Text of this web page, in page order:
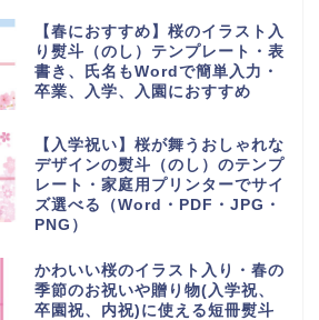
【春におすすめ】桜のイラスト入
り熨斗（のし）テンプレート・表
書き、氏名もWordで簡単入力・
卒業、入学、入園におすすめ
【入学祝い】桜が舞うおしゃれな
デザインの熨斗（のし）のテンプ
レート・家庭用プリンターでサイ
ズ選べる（Word・PDF・JPG・
PNG）
かわいい桜のイラスト入り・春の
季節のお祝いや贈り物(入学祝、
卒園祝、内祝)に使える短冊熨斗